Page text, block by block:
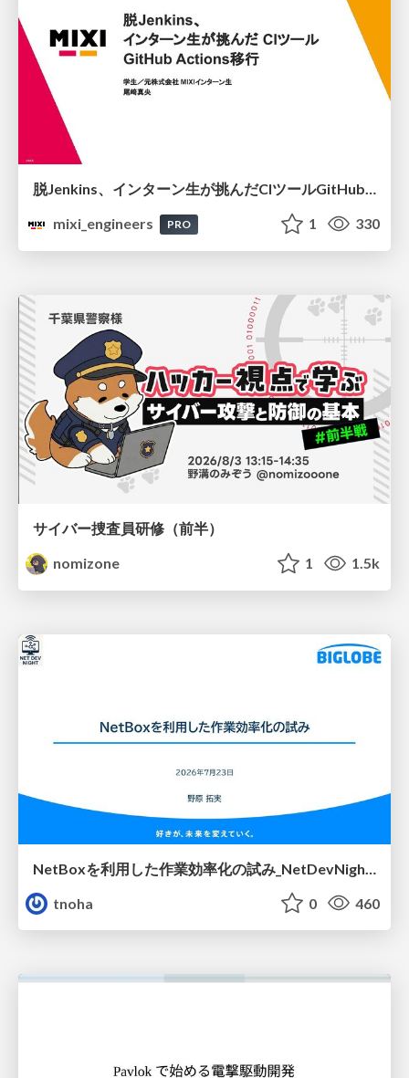
mixi_engineers
PRO 1 330
サイバー捜査員研修（前半）
nomizone
1 1.5k
tnoha
0 460